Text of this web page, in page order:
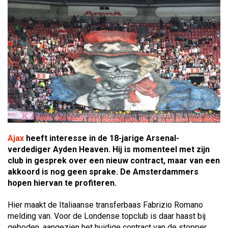
Ajax heeft interesse in de 18-jarige Arsenal-
verdediger Ayden Heaven. Hij is momenteel met zijn
club in gesprek over een nieuw contract, maar van een
akkoord is nog geen sprake. De Amsterdammers
hopen hiervan te profiteren.
Hier maakt de Italiaanse transferbaas Fabrizio Romano
melding van. Voor de Londense topclub is daar haast bij